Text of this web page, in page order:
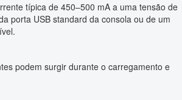
típica de 450–500 mA a uma tensão de
porta USB standard da consola ou de um
podem surgir durante o carregamento e